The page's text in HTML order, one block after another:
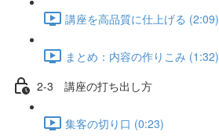
講座を高品質に仕上げる (2:09)
まとめ：内容の作りこみ (1:32)
2-3 講座の打ち出し方
集客の切り口 (0:23)